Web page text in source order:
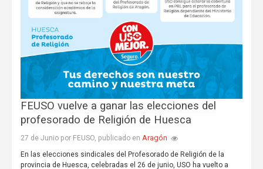
FEUSO vuelve a ganar las elecciones del
profesorado de Religión de Huesca
27 de Junio por FEUSO, publicado en Aragón
En las elecciones sindicales del Profesorado de Religión de la
provincia de Huesca, celebradas el 26 de junio, USO ha vuelto a